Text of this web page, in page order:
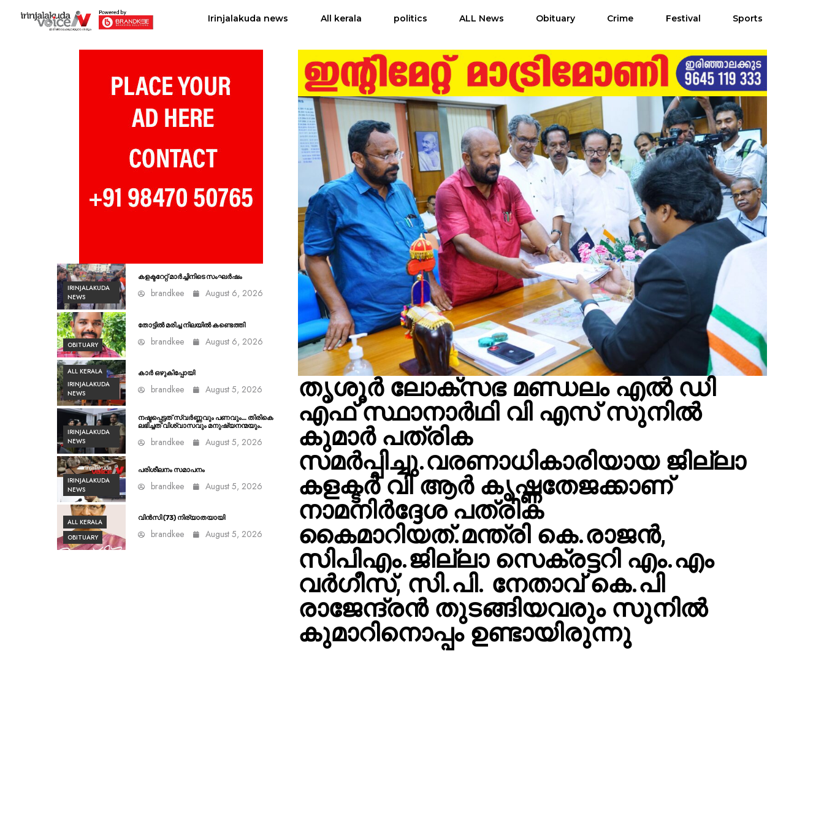
Irinjalakuda news All kerala politics ALL News Obituary Crime Festival Sports
തൃശൂർ ലോക്സഭ മണ്ഡലം എൽ ഡി
എഫ് സ്ഥാനാർഥി വി എസ് സുനിൽ
കുമാർ പത്രിക
സമർപ്പിച്ചു.വരണാധികാരിയായ ജില്ലാ
കളക്ടർ വി ആർ കൃഷ്ണതേജക്കാണ്
നാമനിര്‍ദ്ദേശ പത്രിക
കൈമാറിയത്.മന്ത്രി കെ.രാജന്‍,
സിപിഎം.ജില്ലാ സെക്രട്ടറി എം.എം
വര്‍ഗീസ്, സി.പി. നേതാവ് കെ.പി
രാജേന്ദ്രന്‍ തുടങ്ങിയവരും സുനില്‍
കുമാറിനൊപ്പം ഉണ്ടായിരുന്നു
IRINJALAKUDA
NEWS
കളക്ടറേറ്റ് മാർച്ചിനിടെ സംഘർഷം
brandkee August 6, 2026
OBITUARY
തോട്ടിൽ മരിച്ച നിലയിൽ കണ്ടെത്തി
brandkee August 6, 2026
ALL KERALA
IRINJALAKUDA
NEWS
കാർ ഒഴുകിപ്പോയി
brandkee August 5, 2026
IRINJALAKUDA
NEWS
നഷ്ടപ്പെട്ടത് സ്വർണ്ണവും പണവും… തിരികെ
ലഭിച്ചത് വിശ്വാസവും മനുഷ്യനന്മയും.
brandkee August 5, 2026
IRINJALAKUDA
NEWS
പരിശീലനം സമാപനം
brandkee August 5, 2026
ALL KERALA
OBITUARY
വിൻസി (73) നിര്യാതയായി
brandkee August 5, 2026